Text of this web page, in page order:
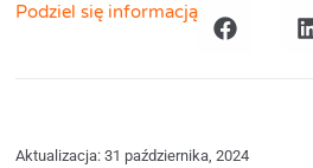
Podziel się informacją
Aktualizacja: 31 października, 2024